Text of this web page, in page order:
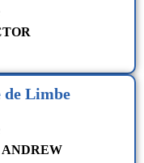
de Limbe